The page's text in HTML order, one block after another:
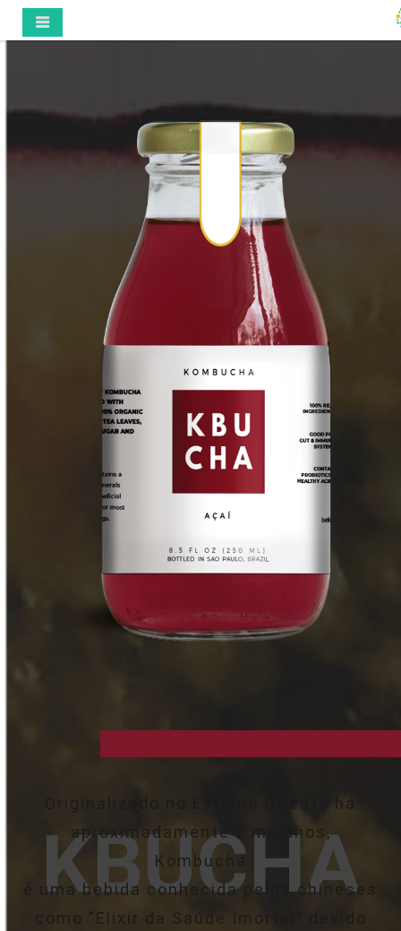
KBUCHA
Originalizado no Extemo Oriente há
aproximadamente 2 mil anos,
Kombucha
é uma bebida conhecida pelos chineses
como "Elixir da Saúde Imortal" devido